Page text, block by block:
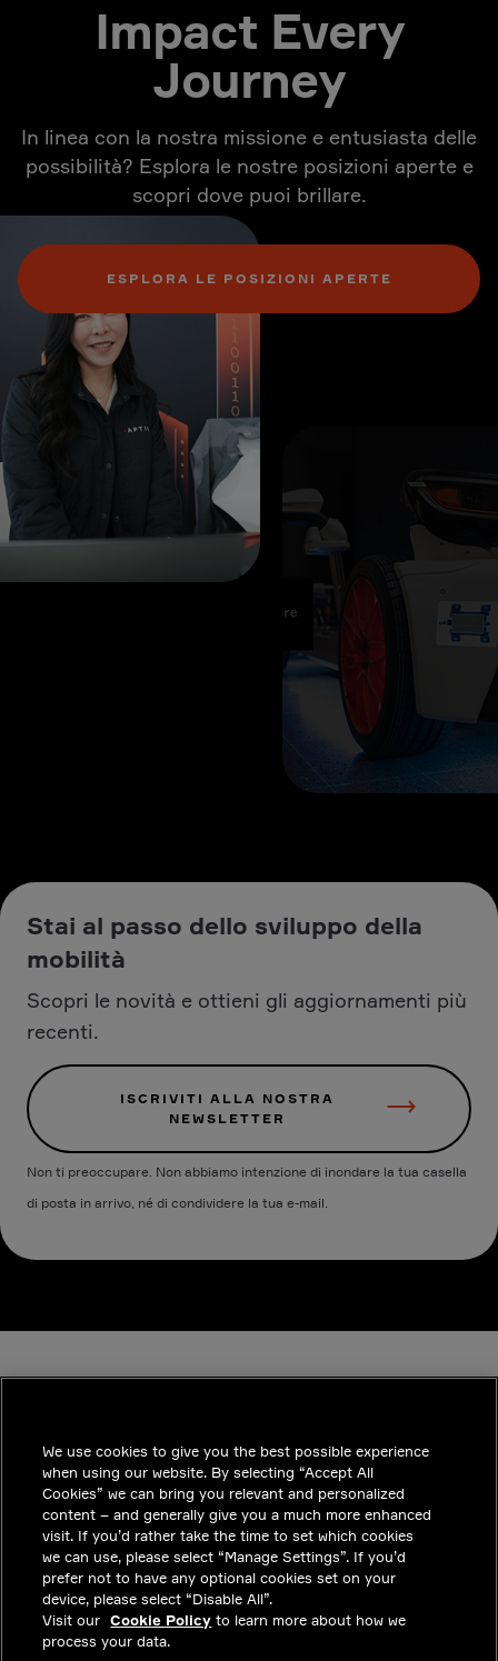
Impact Every
Journey
In linea con la nostra missione e entusiasta delle
possibilità? Esplora le nostre posizioni aperte e
scopri dove puoi brillare.
ESPLORA LE POSIZIONI APERTE
Stai al passo dello sviluppo della
mobilità
Scopri le novità e ottieni gli aggiornamenti più
recenti.
ISCRIVITI ALLA NOSTRA
NEWSLETTER
Non ti preoccupare. Non abbiamo intenzione di inondare la tua casella
di posta in arrivo, né di condividere la tua e-mail.
INDUSTRIES
APPROFONDIMENTI
SOLUZIONI
POSIZIONI LAVORATIVE
INVESTITORI
We use cookies to give you the best possible experience
when using our website. By selecting “Accept All
Cookies” we can bring you relevant and personalized
content – and generally give you a much more enhanced
visit. If you’d rather take the time to set which cookies
we can use, please select “Manage Settings”. If you’d
prefer not to have any optional cookies set on your
device, please select “Disable All”.
Visit our Cookie Policy to learn more about how we
process your data.